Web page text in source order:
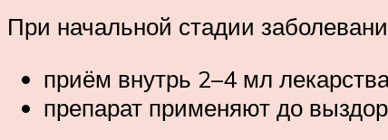
При начальной стадии
приём внутрь 2–4 мл
препарат применяют до